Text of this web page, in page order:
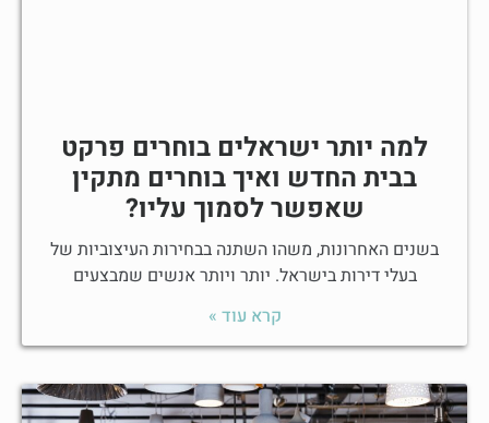
למה יותר ישראלים בוחרים פרקט
בבית החדש ואיך בוחרים מתקין
שאפשר לסמוך עליו?
בשנים האחרונות, משהו השתנה בבחירות העיצוביות של
בעלי דירות בישראל. יותר ויותר אנשים שמבצעים
קרא עוד »